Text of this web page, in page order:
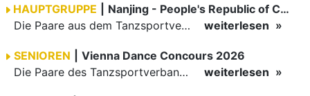
HAUPTGRUPPE
Nanjing - People's Republic of China
Die Paare aus dem Tanzsportverband Baden-Württemberg (TBW) haben beim hochklassig besetzten WDSF GrandSlam im chinesischen Nanjing wieder einmal auf internationalem Top-Niveau geglänzt. Das…
weiterlesen
SENIOREN
Vienna Dance Concours 2026
Die Paare des Tanzsportverbandes Baden-Württemberg (TBW) glänzten auf dem internationalen Parkett des Vienna Dance Concourse 2026 im Wiener Rathaus mit hervorragenden Platzierungen Ergebnisse unter: …
weiterlesen